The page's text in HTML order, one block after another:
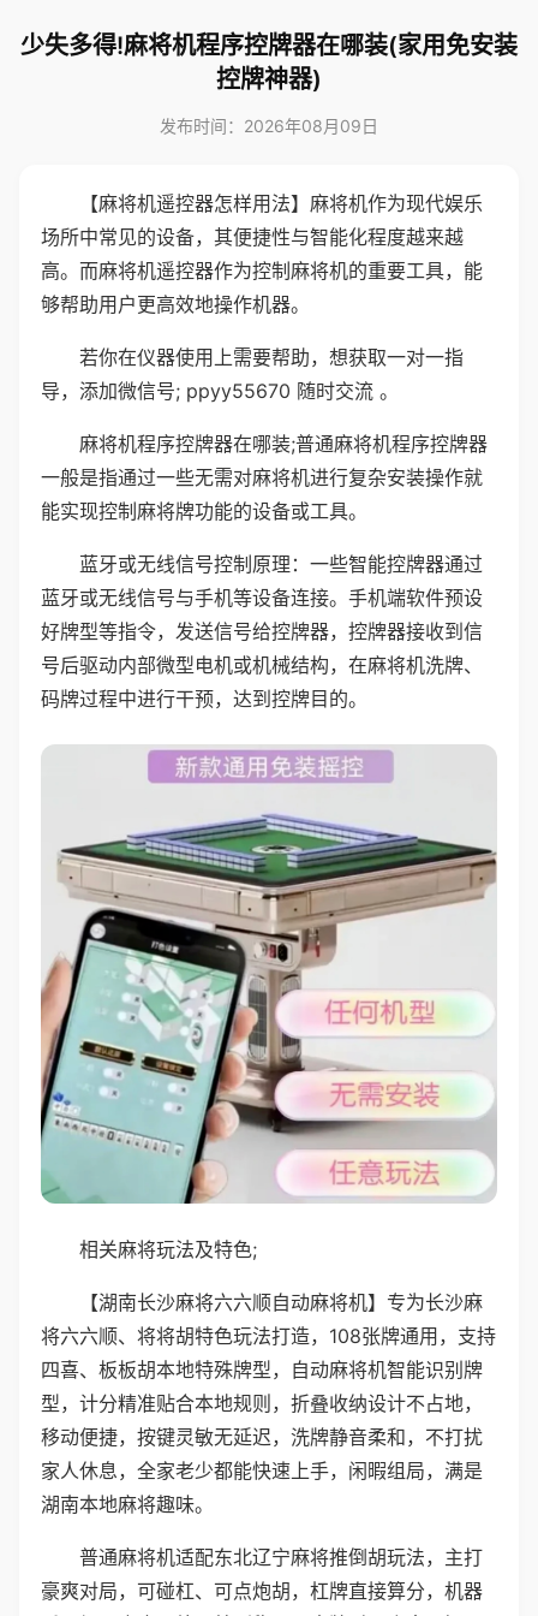
少失多得!麻将机程序控牌器在哪装(家用免安装
控牌神器)
发布时间：2026年08月09日
【麻将机遥控器怎样用法】麻将机作为现代娱乐
场所中常见的设备，其便捷性与智能化程度越来越
高。而麻将机遥控器作为控制麻将机的重要工具，能
够帮助用户更高效地操作机器。
若你在仪器使用上需要帮助，想获取一对一指
导，添加微信号; ppyy55670 随时交流 。
麻将机程序控牌器在哪装;普通麻将机程序控牌器
一般是指通过一些无需对麻将机进行复杂安装操作就
能实现控制麻将牌功能的设备或工具。
蓝牙或无线信号控制原理：一些智能控牌器通过
蓝牙或无线信号与手机等设备连接。手机端软件预设
好牌型等指令，发送信号给控牌器，控牌器接收到信
号后驱动内部微型电机或机械结构，在麻将机洗牌、
码牌过程中进行干预，达到控牌目的。
相关麻将玩法及特色;
【湖南长沙麻将六六顺自动麻将机】专为长沙麻
将六六顺、将将胡特色玩法打造，108张牌通用，支持
四喜、板板胡本地特殊牌型，自动麻将机智能识别牌
型，计分精准贴合本地规则，折叠收纳设计不占地，
移动便捷，按键灵敏无延迟，洗牌静音柔和，不打扰
家人休息，全家老少都能快速上手，闲暇组局，满是
湖南本地麻将趣味。
普通麻将机适配东北辽宁麻将推倒胡玩法，主打
豪爽对局，可碰杠、可点炮胡，杠牌直接算分，机器